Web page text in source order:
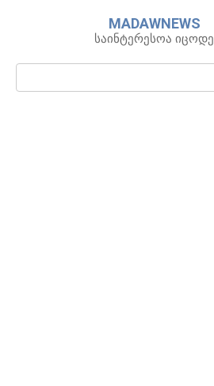
MADAWNEWS
საინტერესოა იცოდე
Search: